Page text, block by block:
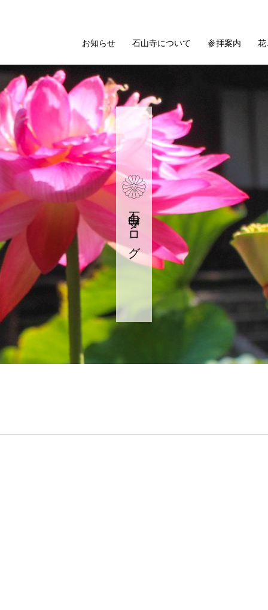
お知らせ 石山寺について 参拝案内 花
石山寺ブログ